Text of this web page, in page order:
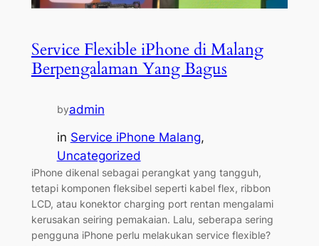
Service Flexible iPhone di Malang
Berpengalaman Yang Bagus
byadmin
in Service iPhone Malang
Uncategorized
iPhone dikenal sebagai perangkat yang tangguh,
tetapi komponen fleksibel seperti kabel flex, ribbon
LCD, atau konektor charging port rentan mengalami
kerusakan seiring pemakaian. Lalu, seberapa sering
pengguna iPhone perlu melakukan service flexible?